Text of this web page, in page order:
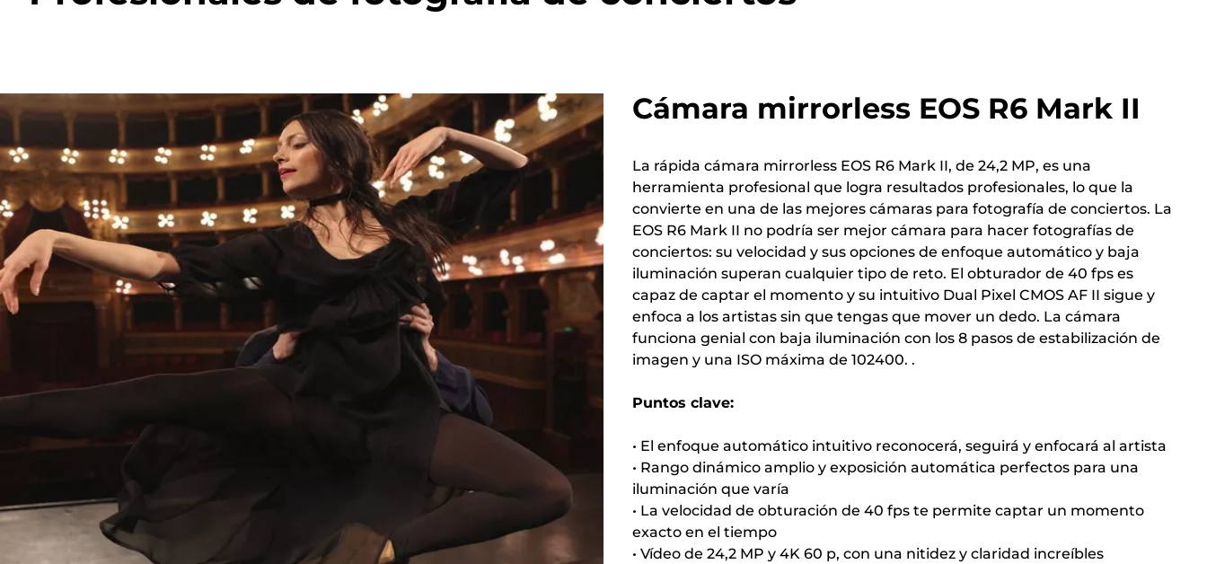
Cámara mirrorless EOS R6 Mark II
La rápida cámara mirrorless EOS R6 Mark II, de 24,2 MP, es una
herramienta profesional que logra resultados profesionales, lo que la
convierte en una de las mejores cámaras para fotografía de conciertos. La
EOS R6 Mark II no podría ser mejor cámara para hacer fotografías de
conciertos: su velocidad y sus opciones de enfoque automático y baja
iluminación superan cualquier tipo de reto. El obturador de 40 fps es
capaz de captar el momento y su intuitivo Dual Pixel CMOS AF II sigue y
enfoca a los artistas sin que tengas que mover un dedo. La cámara
funciona genial con baja iluminación con los 8 pasos de estabilización de
imagen y una ISO máxima de 102400. .
Puntos clave:
• El enfoque automático intuitivo reconocerá, seguirá y enfocará al artista
• Rango dinámico amplio y exposición automática perfectos para una
iluminación que varía
• La velocidad de obturación de 40 fps te permite captar un momento
exacto en el tiempo
• Vídeo de 24,2 MP y 4K 60 p, con una nitidez y claridad increíbles